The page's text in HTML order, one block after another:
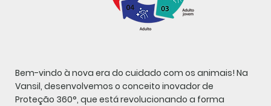
Bem-vindo à nova era do cuidado com os animais! Na
Vansil, desenvolvemos o conceito inovador de
Proteção 360°, que está revolucionando a forma